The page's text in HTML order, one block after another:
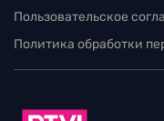
Пользовательское
Политика обработки